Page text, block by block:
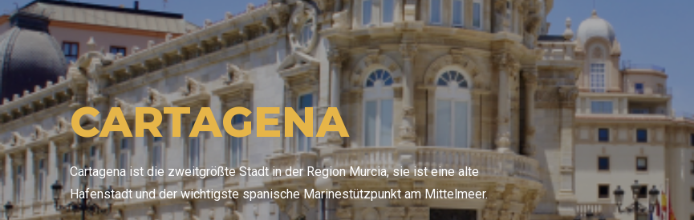
CARTAGENA
Cartagena ist die zweitgrößte Stadt in der Region Murcia, sie ist eine alte
Hafenstadt und der wichtigste spanische Marinestützpunkt am Mittelmeer.